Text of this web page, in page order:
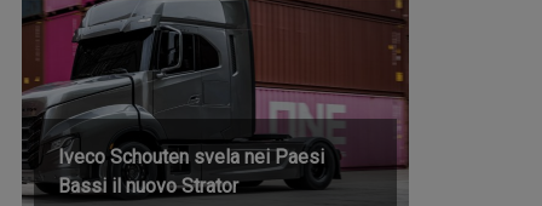
Iveco Schouten svela nei Paesi
Bassi il nuovo Strator